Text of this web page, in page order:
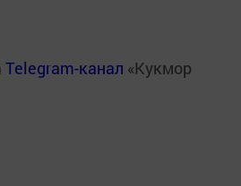
Telegram-канал «Кукмор